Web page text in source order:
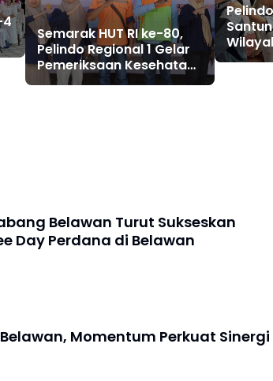
4
Semarak HUT RI ke-80,
Pelindo Regional 1 Gelar
Pemeriksaan Kesehatan
Gratis untuk Pekerja
Belawan Turut Sukseskan
Day Perdana di Belawan
Momentum Perkuat Sinergi